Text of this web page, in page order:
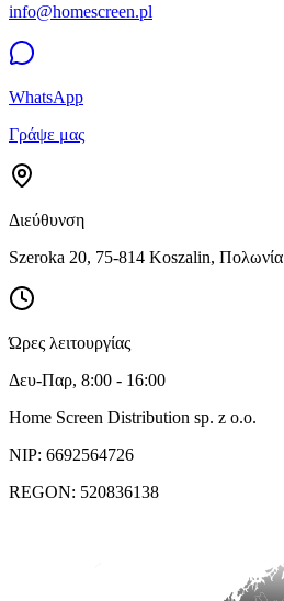
info@homescreen.pl
WhatsApp
Γράψε μας
Διεύθυνση
Szeroka 20, 75-814 Koszalin, Πολωνία
Ώρες λειτουργίας
Δευ-Παρ, 8:00 - 16:00
Home Screen Distribution sp. z o.o.
NIP: 6692564726
REGON: 520836138